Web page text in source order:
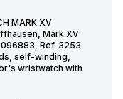
MARK XV
Mark XV
Ref. 3253.
self-winding,
wristwatch with